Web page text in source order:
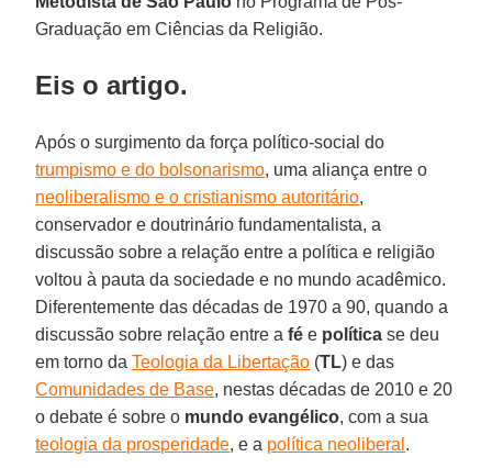
Graduação em Ciências da Religião.
Eis o artigo.
Após o surgimento da força político-social do
trumpismo e do bolsonarismo, uma aliança entre o
neoliberalismo e o cristianismo autoritário,
conservador e doutrinário fundamentalista, a
discussão sobre a relação entre a política e religião
voltou à pauta da sociedade e no mundo acadêmico.
Diferentemente das décadas de 1970 a 90, quando a
discussão sobre relação entre afé e política se deu
em torno daTeologia da Libertação (TL) e das
Comunidades de Base, nestas décadas de 2010 e 20
o debate é sobre o mundo evangélico, com a sua
teologia da prosperidade, e a política neoliberal .